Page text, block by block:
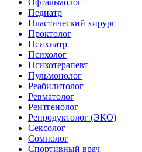
Офтальмолог
Педиатр
Пластический хирург
Проктолог
Психиатр
Психолог
Психотерапевт
Пульмонолог
Реабилитолог
Ревматолог
Рентгенолог
Репродуктолог (ЭКО)
Сексолог
Сомнолог
Спортивный врач